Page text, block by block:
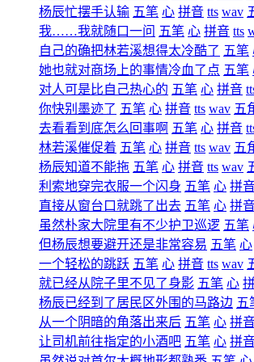
杨辰忙摆手认输 五笔 心 拼音 tts wav
我……我就随口一问 五笔 心 拼音 tts
自己的确把林若溪想得太冷酷了 五笔
她也就对商场上的事情冷血了点 五笔
对人可是比自己热心的 五笔 心 拼音
你快别墨迹了 五笔 心 拼音 tts wav 五
去看看到底怎么回事啊 五笔 心 拼音
林若溪催促着 五笔 心 拼音 tts wav 五
杨辰知道不能拖 五笔 心 拼音 tts wav
利索地穿完衣服一个闪身 五笔 心 拼
直接从窗台口就跳了出去 五笔 心 拼
虽然朴家大院里有不少护卫巡逻 五笔
但杨辰想要避开还是非常容易 五笔 心
一个轻松的跳跃 五笔 心 拼音 tts wav
就已经从院子里不见了身影 五笔 心
杨辰已经到了居民区外围的马路边 五
从一个阴暗的角落出来后 五笔 心 拼
让司机前往指定的小酒吧 五笔 心 拼